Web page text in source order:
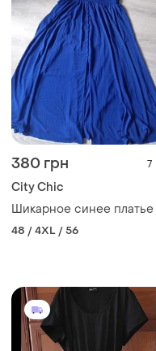
380 грн 7
City Chic
Шикарное синее платье
48 / 4XL / 56